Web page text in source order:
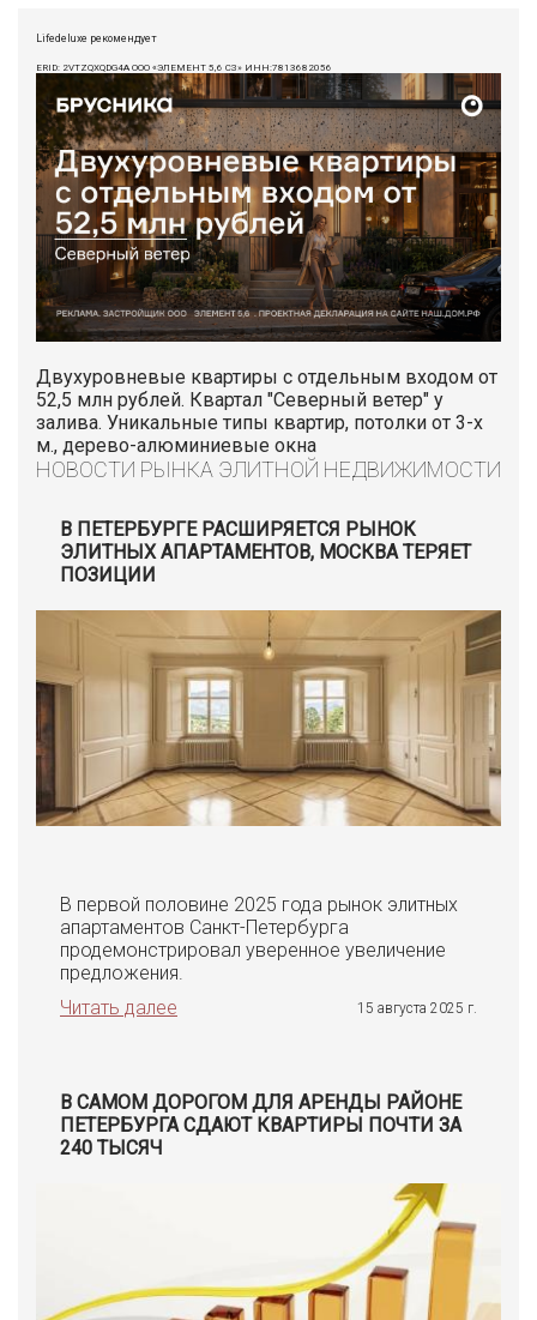
Lifedeluxe рекомендует
ERID: 2VTZQXQDG4A ООО «ЭЛЕМЕНТ 5,6 СЗ» ИНН:7813682056
Двухуровневые квартиры с отдельным входом от
52,5 млн рублей. Квартал "Северный ветер" у
залива. Уникальные типы квартир, потолки от 3-х
м., дерево-алюминиевые окна
НОВОСТИ РЫНКА ЭЛИТНОЙ НЕДВИЖИМОСТИ
В ПЕТЕРБУРГЕ РАСШИРЯЕТСЯ РЫНОК
ЭЛИТНЫХ АПАРТАМЕНТОВ, МОСКВА ТЕРЯЕТ
ПОЗИЦИИ
В первой половине 2025 года рынок элитных
апартаментов Санкт-Петербурга
продемонстрировал уверенное увеличение
предложения.
Читать далее
15 августа 2025 г.
В САМОМ ДОРОГОМ ДЛЯ АРЕНДЫ РАЙОНЕ
ПЕТЕРБУРГА СДАЮТ КВАРТИРЫ ПОЧТИ ЗА
240 ТЫСЯЧ